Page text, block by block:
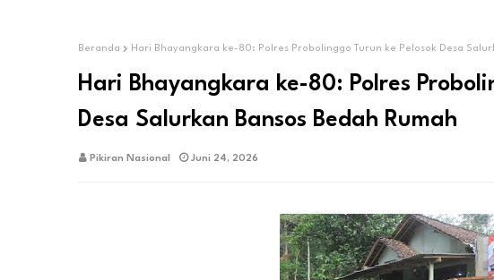
Beranda Hari Bhayangkara ke-80: Polres Probolinggo Turun ke Pelosok Desa
Hari Bhayangkara ke-80: Polres
Desa Salurkan Bansos Bedah Rumah
Pikiran Nasional Juni 24, 2026